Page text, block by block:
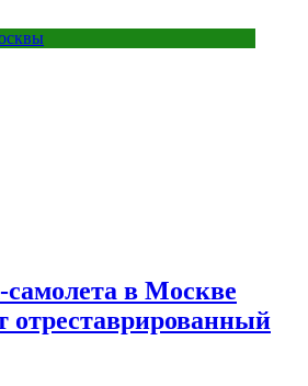
в Москве
отреставрированный